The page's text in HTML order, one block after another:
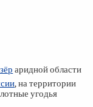
аридной области
, на территории
угодья